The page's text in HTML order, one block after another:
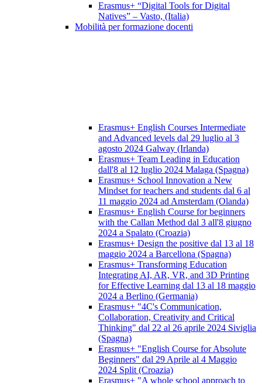
Erasmus+ “Digital Tools for Digital
Natives” – Vasto, (Italia)
Mobilità per formazione docenti
Erasmus+ English Courses Intermediate
and Advanced levels dal 29 luglio al 3
agosto 2024 Galway (Irlanda)
Erasmus+ Team Leading in Education
dall'8 al 12 luglio 2024 Malaga (Spagna)
Erasmus+ School Innovation a New
Mindset for teachers and students dal 6 al
11 maggio 2024 ad Amsterdam (Olanda)
Erasmus+ English Course for beginners
with the Callan Method dal 3 all'8 giugno
2024 a Spalato (Croazia)
Erasmus+ Design the positive dal 13 al 18
maggio 2024 a Barcellona (Spagna)
Erasmus+ Transforming Education
Integrating AI, AR, VR, and 3D Printing
for Effective Learning dal 13 al 18 maggio
2024 a Berlino (Germania)
Erasmus+ "4C's Communication,
Collaboration, Creativity and Critical
Thinking" dal 22 al 26 aprile 2024 Siviglia
(Spagna)
Erasmus+ "English Course for Absolute
Beginners" dal 29 Aprile al 4 Maggio
2024 Split (Croazia)
Erasmus+ "A whole school approach to